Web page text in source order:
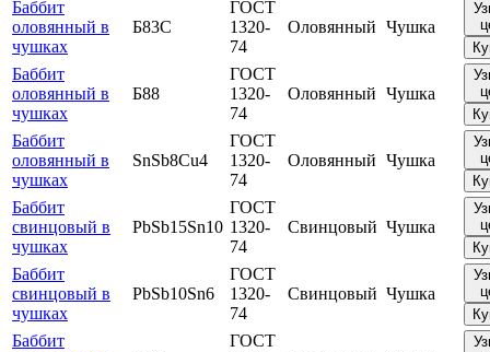
Баббит
оловянный в
чушках
Б83С
ГОСТ
1320-
74
Оловянный Чушка
Баббит
оловянный в
чушках
Б88
ГОСТ
1320-
74
Оловянный Чушка
Баббит
оловянный в
чушках
SnSb8Cu4
ГОСТ
1320-
74
Оловянный Чушка
Баббит
свинцовый в
чушках
PbSb15Sn10
ГОСТ
1320-
74
Свинцовый Чушка
Баббит
свинцовый в
чушках
PbSb10Sn6
ГОСТ
1320-
74
Свинцовый Чушка
Баббит
ГОСТ